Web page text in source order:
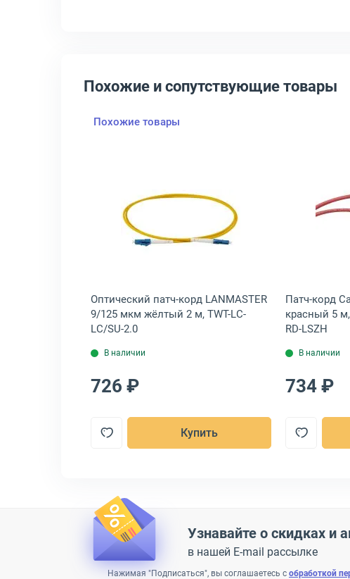
Похожие и сопутствующие товары
Похожие товары
6 Синий 2 м, LAN-PC45/S6-2.0-BL
товар: Патч-корд Cabeus UTP кат. 5e Оранжевый 5 м, PC-UTP-RJ45-
Открыть товар: Оптический патч-
Оптический патч-корд LANMASTER
9/125 мкм жёлтый 2 м, TWT-LC-
LC/SU-2.0
В наличии
726 ₽
Купить
Патч-корд
красный 5 м,
RD-LSZH
В наличии
734 ₽
Узнавайте о скидках и
в нашей E-mail рассылке
Нажимая "Подписаться", вы соглашаетесь с обработкой